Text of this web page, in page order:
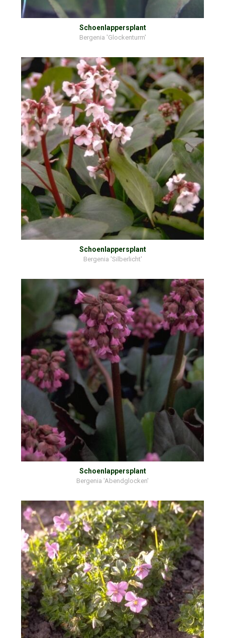
Schoenlappersplant
Bergenia 'Glockenturm'
Schoenlappersplant
Bergenia 'Silberlicht'
Schoenlappersplant
Bergenia 'Abendglocken'